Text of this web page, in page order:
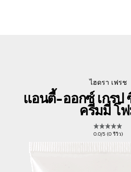
ไฮดรา เฟรช
แอนตี้-ออกซ์ เกรป
ครีมมี่ โ
0.0/5 (0 รีวิว)